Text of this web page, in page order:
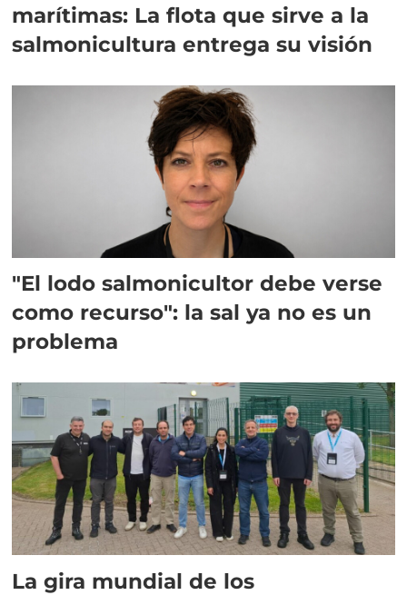
marítimas: La flota que sirve a la
salmonicultura entrega su visión
"El lodo salmonicultor debe verse
como recurso": la sal ya no es un
problema
La gira mundial de los